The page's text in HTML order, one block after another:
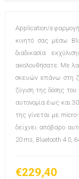
Application/
κινητό σας μέσω
διαδικασία
ακολουθήσατε. Με
σκευών επάνω στη
ζύγιση της δόσης
αυτονομία έως και
της γίνεται με
δείχνει απόβαρο
20 ms, Bluetooth 4.0,
€229,40